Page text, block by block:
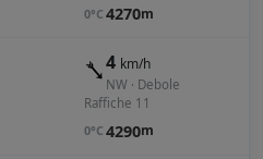
0°C 4270m
4 km/h
NW · Debole
Raffiche 11
0°C 4290m